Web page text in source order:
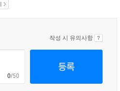
작성 시 유의사항
0/50
등록